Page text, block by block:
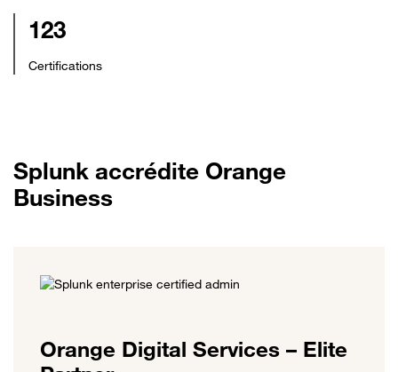
123
Certifications
Splunk accrédite Orange
Business
Orange Digital Services – Elite